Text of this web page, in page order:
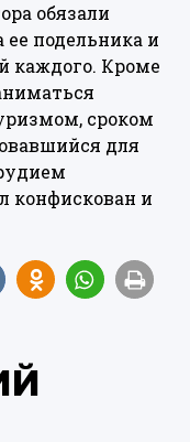
обязали
подельника и
каждого. Кроме
сроком
для
конфискован и